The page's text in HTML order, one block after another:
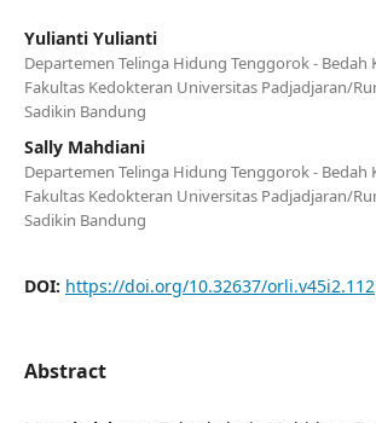
Yulianti Yulianti
Departemen Telinga Hidung Tenggorok - Bedah
Fakultas Kedokteran Universitas Padjadjaran/
Sadikin Bandung
Sally Mahdiani
Departemen Telinga Hidung Tenggorok - Bedah
Fakultas Kedokteran Universitas Padjadjaran/
Sadikin Bandung
DOI: https://doi.org/10.32637/orli.v45i2.112
Abstract